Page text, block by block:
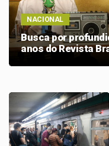
NACIONAL
Busca por
anos do Revista